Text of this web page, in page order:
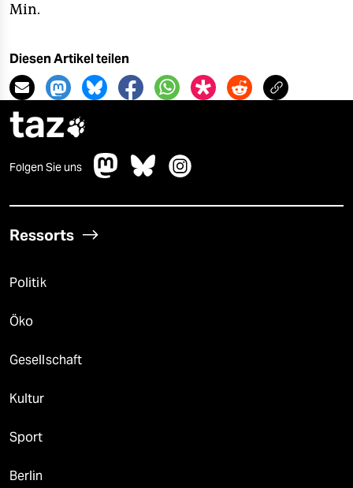
Min.
Diesen Artikel teilen
taz
Folgen Sie uns
Ressorts
Politik
Öko
Gesellschaft
Kultur
Sport
Berlin